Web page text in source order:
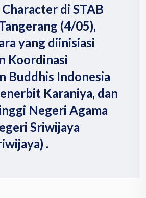
Character di STAB
(4/05),
yang diinisiasi
Koordinasi
Buddhis Indonesia
Karaniya, dan
Negeri Agama
Sriwijaya
.